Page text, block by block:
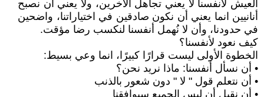
العيش لأنفسنا لا يعني تجاهل الآخرين، ولا يعني أن نصبح
أنانيين انما يعني أن نكون صادقين في اختياراتنا، واضحين
في حدودنا، وأن لا نُهمل أنفسنا لنكسب رضا مؤقت.
كيف نعود لأنفسنا؟
الخطوة الأولى ليست قرارًا كبيرًا، انما وعي بسيط:
• أن نسأل أنفسنا: ماذا نريد نحن؟
• أن نتعلم قول " لا " دون شعور بالذنب
• أن نقبل أن ليس الجميع سيوافقنا